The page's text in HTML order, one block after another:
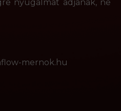
nyugalmat adjanak, ne
mernok.hu